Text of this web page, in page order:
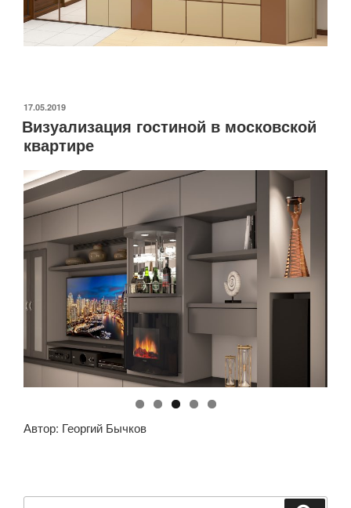
ОПУБЛИКОВАНО
17.05.2019
Визуализация гостиной в московской
квартире
Автор: Георгий Бычков